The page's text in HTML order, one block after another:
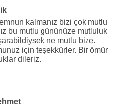
kalmanız bizi çok mutlu
bu mutlu gününüze mutluluk
ne mutlu bize.
için teşekkürler. Bir ömür
dileriz.